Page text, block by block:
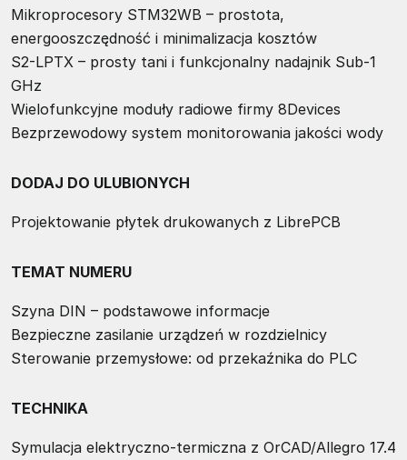
Mikroprocesory STM32WB – prostota,
energooszczędność i minimalizacja kosztów
S2-LPTX – prosty tani i funkcjonalny nadajnik Sub-1
GHz
Wielofunkcyjne moduły radiowe firmy 8Devices
Bezprzewodowy system monitorowania jakości wody
DODAJ DO ULUBIONYCH
Projektowanie płytek drukowanych z LibrePCB
TEMAT NUMERU
Szyna DIN – podstawowe informacje
Bezpieczne zasilanie urządzeń w rozdzielnicy
Sterowanie przemysłowe: od przekaźnika do PLC
TECHNIKA
Symulacja elektryczno-termiczna z OrCAD/Allegro 17.4